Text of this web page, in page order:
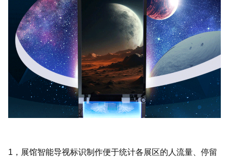
1，展馆智能导视标识制作便于统计各展区的人流量、停留